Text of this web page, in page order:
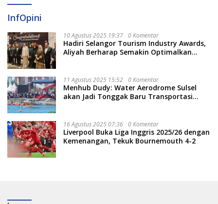
InfOpini
10 Agustus 2025 19:37 0 Komentar
Hadiri Selangor Tourism Industry Awards,
Aliyah Berharap Semakin Optimalkan
11 Agustus 2025 15:52 0 Komentar
Menhub Dudy: Water Aerodrome Sulsel
akan Jadi Tonggak Baru Transportasi
16 Agustus 2025 07:36 0 Komentar
Liverpool Buka Liga Inggris 2025/26 dengan
Kemenangan, Tekuk Bournemouth 4-2